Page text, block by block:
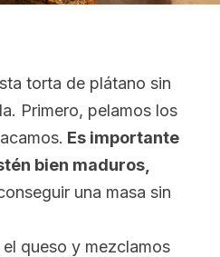
torta de plátano sin
Primero, pelamos los
Es importante
bien maduros,
una masa sin
queso y mezclamos